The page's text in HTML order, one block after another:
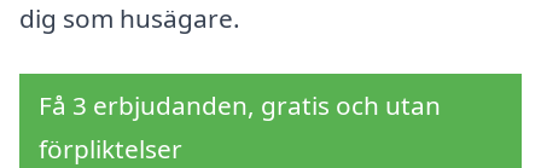
dig som husägare.
Få 3 erbjudanden, gratis och utan
förpliktelser